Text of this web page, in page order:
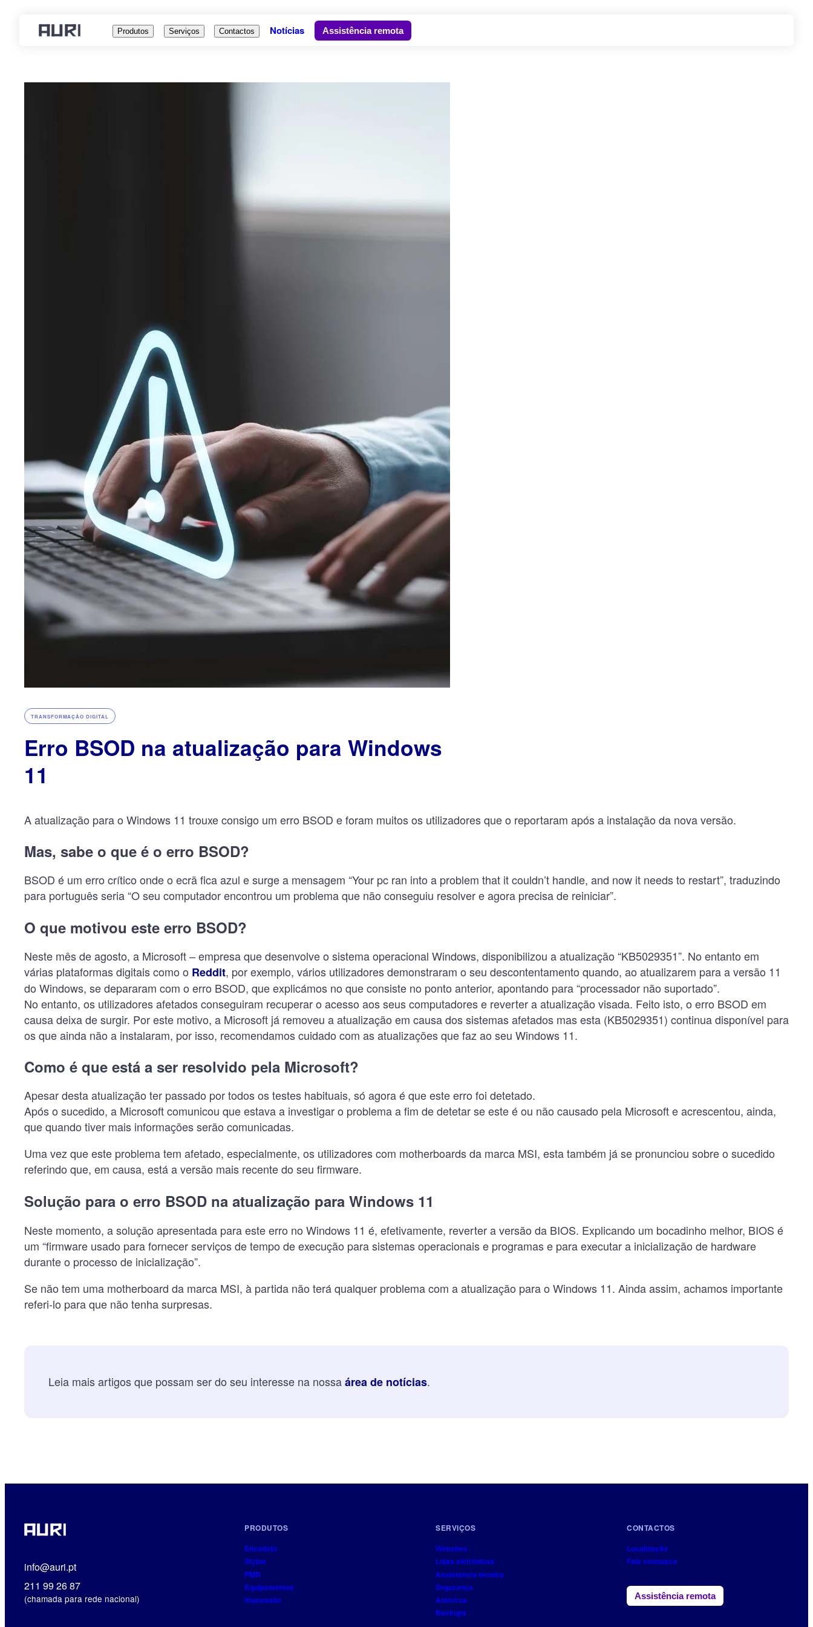
Produtos Serviços Contactos Notícias Assistência remota
TRANSFORMAÇÃO DIGITAL
Erro BSOD na atualização para Windows
11
A atualização para o Windows 11 trouxe consigo um erro BSOD e foram muitos os utilizadores que o reportaram após a instalação da nova versão.
Mas, sabe o que é o erro BSOD?
BSOD é um erro crítico onde o ecrã fica azul e surge a mensagem “Your pc ran into a problem that it couldn’t handle, and now it needs to restart”, traduzindo
para português seria “O seu computador encontrou um problema que não conseguiu resolver e agora precisa de reiniciar”.
O que motivou este erro BSOD?
Neste mês de agosto, a Microsoft – empresa que desenvolve o sistema operacional Windows, disponibilizou a atualização “KB5029351”. No entanto em
várias plataformas digitais como o Reddit, por exemplo, vários utilizadores demonstraram o seu descontentamento quando, ao atualizarem para a versão 11
do Windows, se depararam com o erro BSOD, que explicámos no que consiste no ponto anterior, apontando para “processador não suportado”.
No entanto, os utilizadores afetados conseguiram recuperar o acesso aos seus computadores e reverter a atualização visada. Feito isto, o erro BSOD em
causa deixa de surgir. Por este motivo, a Microsoft já removeu a atualização em causa dos sistemas afetados mas esta (KB5029351) continua disponível para
os que ainda não a instalaram, por isso, recomendamos cuidado com as atualizações que faz ao seu Windows 11.
Como é que está a ser resolvido pela Microsoft?
Apesar desta atualização ter passado por todos os testes habituais, só agora é que este erro foi detetado.
Após o sucedido, a Microsoft comunicou que estava a investigar o problema a fim de detetar se este é ou não causado pela Microsoft e acrescentou, ainda,
que quando tiver mais informações serão comunicadas.
Uma vez que este problema tem afetado, especialmente, os utilizadores com motherboards da marca MSI, esta também já se pronunciou sobre o sucedido
referindo que, em causa, está a versão mais recente do seu firmware.
Solução para o erro BSOD na atualização para Windows 11
Neste momento, a solução apresentada para este erro no Windows 11 é, efetivamente, reverter a versão da BIOS. Explicando um bocadinho melhor, BIOS é
um “firmware usado para fornecer serviços de tempo de execução para sistemas operacionais e programas e para executar a inicialização de hardware
durante o processo de inicialização”.
Se não tem uma motherboard da marca MSI, à partida não terá qualquer problema com a atualização para o Windows 11. Ainda assim, achamos importante
referi-lo para que não tenha surpresas.
Leia mais artigos que possam ser do seu interesse na nossaárea de notícias.
info@auri.pt
211 99 26 87
(chamada para rede nacional)
PRODUTOS
Eticadata
Stylus
PMR
Equipamentos
Impressão
SERVIÇOS
Websites
Lojas eletrónicas
Assistência técnica
Segurança
Antivírus
Backups
CONTACTOS
Localização
Fale connosco
Assistência remota